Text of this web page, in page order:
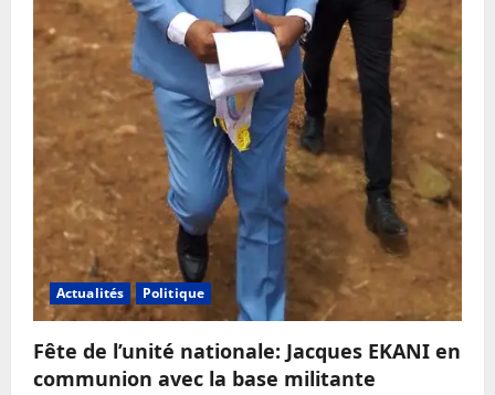
Actualités Politique
Fête de l’unité nationale: Jacques EKANI en
communion avec la base militante